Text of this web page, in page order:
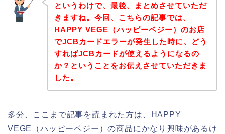
というわけで、最後、まとめさせていただ
きますね。今回、こちらの記事では、
HAPPY VEGE（ハッピーベジー）のお店
でJCBカードエラーが発生した時に、どう
すればJCBカードが使えるようになるの
か？ということをお伝えさせていただきま
した。
多分、ここまで記事を読まれた方は、HAPPY
VEGE（ハッピーベジー）の商品にかなり興味があるけ